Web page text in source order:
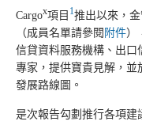
Cargox項目 1推出以來，
（成員名單請參閱 附件）
信貸資料服務機構、出口
專家，提供寶貴見解，並
發展路線圖。
是次報告勾劃推行各項建